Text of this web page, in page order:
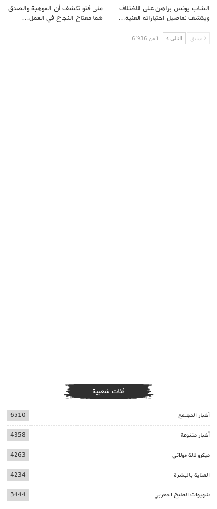
الشاب يونس يراهن على الاختلاف
ويكشف تفاصيل اختياراته الفنية…
منى فتو تكشف أن الموهبة والصدق
هما مفتاح النجاح في العمل…
سابق التالى 1 من 6٬936
فئات شعبية
أخبار المجتمع 6510
أخبار متنوعة 4358
ميكرو لالة مولاتي 4263
العناية بالبشرة 4234
شهيوات الطبخ المغربي 3444